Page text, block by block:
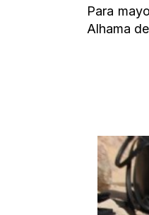
Para
Alhama